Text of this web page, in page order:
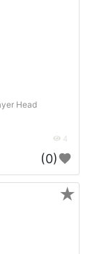
Head
4
(0)
★